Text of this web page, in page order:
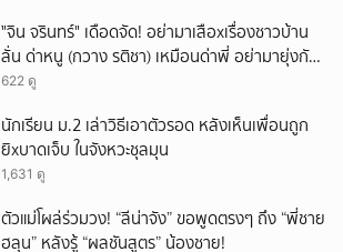
ั่"จิน จรินทร์" เดือดจัด! อย่ามาเสือxเรื่องชาวบ้าน
ลั่น ด่าหนู (กวาง รติชา) เหมือนด่าพี่ อย่ามายุ่งกับ
คนของผม จบ!!!
622 ดู
นักเรียน ม.2 เล่าวิธีเอาตัวรอด หลังเห็นเพื่อนถูก
ยิxบาดเจ็บ ในจังหวะชุลมุน
1,631 ดู
ตัวแม่โผล่ร่วมวง! “ลีน่าจัง” ขอพูดตรงๆ ถึง “พี่ชาย
ฮลุน” หลังรู้ “ผลชันสูตร” น้องชาย!